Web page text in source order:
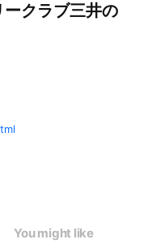
クラブ三井の
You might like